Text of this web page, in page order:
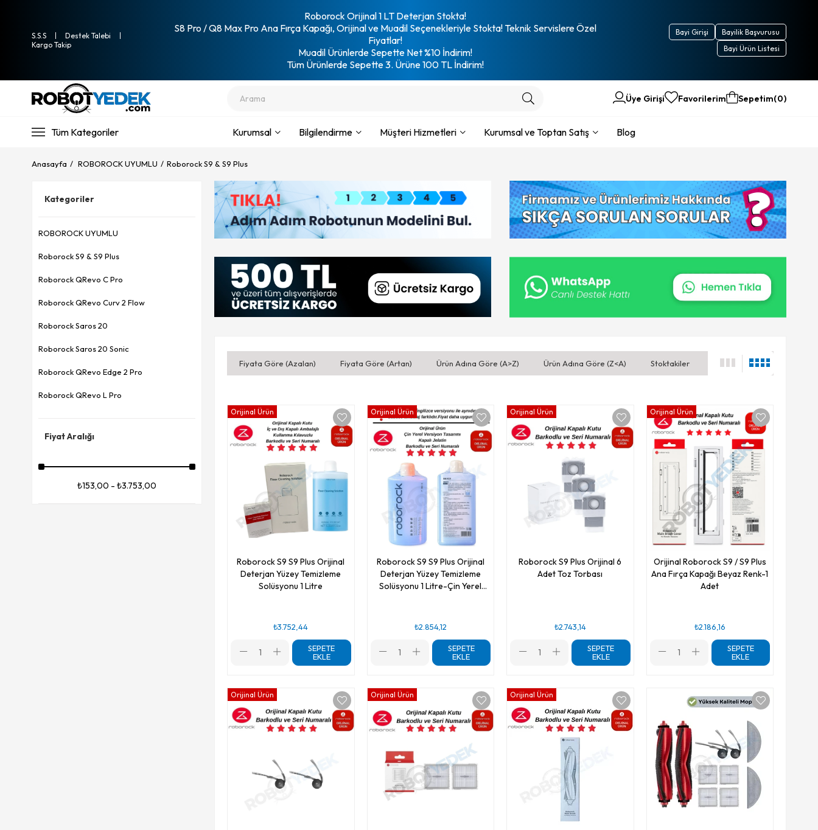
S.S.S
Destek Talebi
Kargo Takip
Roborock Orijinal 1 LT Deterjan Stokta!
S8 Pro / Q8 Max Pro Ana Fırça Kapağı, Orijinal ve Muadil Seçenekleriyle Stokta! Teknik Servislere Özel
Fiyatlar!
Muadil Ürünlerde Sepette Net %10 İndirim!
Tüm Ürünlerde Sepette 3. Ürüne 100 TL İndirim!
Bayilik Başvurusu
Bayi Girişi
Bayi Ürün Listesi
Üye Girişi Favorilerim Sepetim 0
Tüm Kategoriler Kurumsal Bilgilendirme Müşteri Hizmetleri Kurumsal ve Toptan Satış Blog
Anasayfa ROBOROCK UYUMLU Roborock S9 & S9 Plus
Kategoriler
ROBOROCK UYUMLU
Roborock S9 & S9 Plus
Roborock QRevo C Pro
Roborock QRevo Curv 2 Flow
Roborock Saros 20
Roborock Saros 20 Sonic
Roborock QRevo Edge 2 Pro
Roborock QRevo L Pro
Roborock Q8 Plus
Roborock QRevo C
Roborock Saros 10
Fiyat Aralığı
₺153,00 - ₺3.753,00
Fiyata Göre (Azalan) Fiyata Göre (Artan) Ürün Adına Göre (A>Z) Ürün Adına Göre (Z<A) Stoktakiler
Roborock S9 S9 Plus Orijinal
Deterjan Yüzey Temizleme
Solüsyonu 1 Litre
₺3.752,44
SEPETE
EKLE
Orijinal Ürün
Roborock S9 S9 Plus Orijinal
Deterjan Yüzey Temizleme
Solüsyonu 1 Litre-Çin Yerel
₺2.854,12
SEPETE
EKLE
Orijinal Ürün
Roborock S9 Plus Orijinal 6
Adet Toz Torbası
₺2.743,14
SEPETE
EKLE
Orijinal Ürün
Orijinal Roborock S9 / S9 Plus
Ana Fırça Kapağı Beyaz Renk-1
Adet
₺2.186,16
SEPETE
EKLE
Orijinal Ürün
Orijinal Ürün Orijinal Ürün Orijinal Ürün